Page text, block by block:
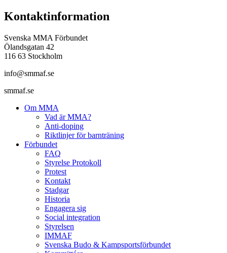
Kontaktinformation
Svenska MMA Förbundet
Ölandsgatan 42
116 63 Stockholm
info@smmaf.se
smmaf.se
Om MMA
Vad är MMA?
Anti-doping
Riktlinjer för barnträning
Förbundet
FAQ
Styrelse Protokoll
Protest
Kontakt
Stadgar
Historia
Engagera sig
Social integration
Styrelsen
IMMAF
Svenska Budo & Kampsportsförbundet